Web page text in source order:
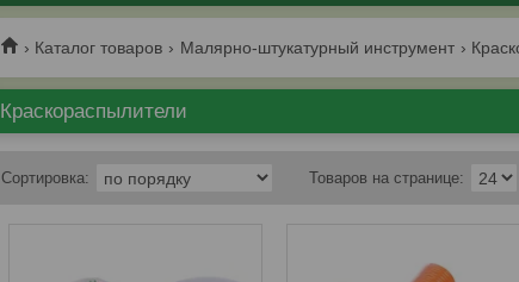
Каталог товаров Малярно-штукатурный инструмент
Краскораспылители